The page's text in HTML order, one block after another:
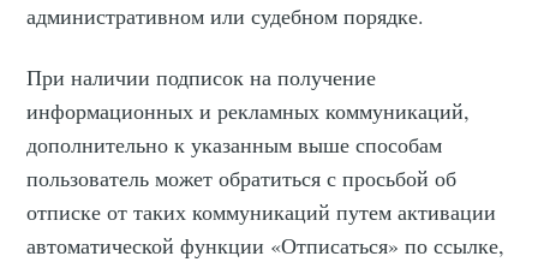
административном или судебном порядке.
При наличии подписок на получение
информационных и рекламных коммуникаций,
дополнительно к указанным выше способам
пользователь может обратиться с просьбой об
отписке от таких коммуникаций путем активации
автоматической функции «Отписаться» по ссылке,